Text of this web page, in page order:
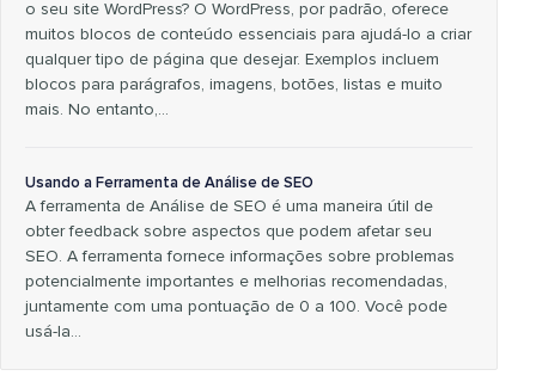
o seu site WordPress? O WordPress, por padrão, oferece
muitos blocos de conteúdo essenciais para ajudá-lo a criar
qualquer tipo de página que desejar. Exemplos incluem
blocos para parágrafos, imagens, botões, listas e muito
mais. No entanto,...
Usando a Ferramenta de Análise de SEO
A ferramenta de Análise de SEO é uma maneira útil de
obter feedback sobre aspectos que podem afetar seu
SEO. A ferramenta fornece informações sobre problemas
potencialmente importantes e melhorias recomendadas,
juntamente com uma pontuação de 0 a 100. Você pode
usá-la…